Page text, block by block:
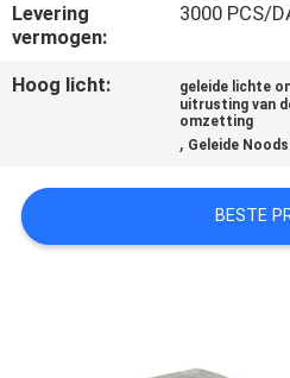
SITEMAP
PRIVACYBELEID
Levering
vermogen:
3000 PCS/
Hoog licht: geleide lichte
uitrusting van
omzetting
, Geleide
BESTE